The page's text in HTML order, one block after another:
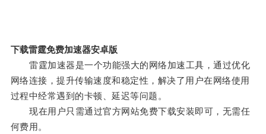
下载雷霆免费加速器安卓版
雷霆加速器是一个功能强大的网络加速工具，通过优化
网络连接，提升传输速度和稳定性，解决了用户在网络使用
过程中经常遇到的卡顿、延迟等问题。
现在用户只需通过官方网站免费下载安装即可，无需任
何费用。